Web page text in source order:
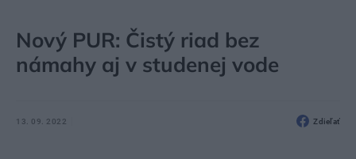
Nový PUR: Čistý riad bez
námahy aj v studenej vode
13. 09. 2022 Zdieľať